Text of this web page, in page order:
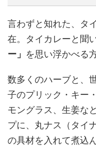
言わずと知れた、タ
在。タイカレーと聞
ー」 を思い浮かべる
数多くのハーブと、
子のプリック・キー
モングラス、生姜な
プに、丸ナス（タイ
の具材を入れて煮込